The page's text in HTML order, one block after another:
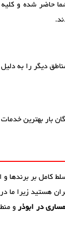
شده و
دیگر را به
بار بهترین خدمات
کامل بر برندها و
هستید زیرا
در ابوذر و